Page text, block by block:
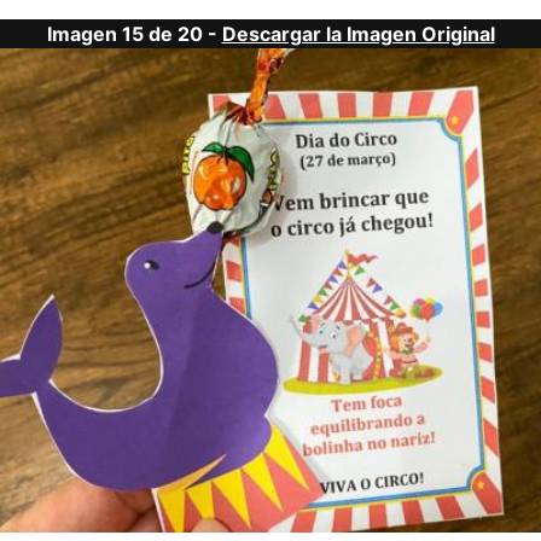
Imagen 15 de 20 - Descargar la Imagen Original